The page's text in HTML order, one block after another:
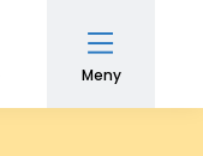
Meny